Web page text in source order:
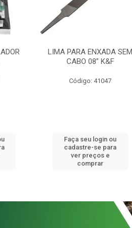
LIMA PARA ENXADA SEM
CABO 08” K&F
Código: 41047
Faça seu login ou
cadastre-se para
ver preços e
comprar